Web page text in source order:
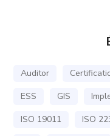
Auditor
ESS
GIS
ISO 19011
ISO